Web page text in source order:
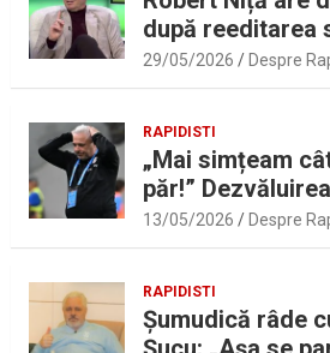
după reeditarea
UEFAntastic:
Sport.ro
29/05/2026 Despre
RAPIDISTI
„Mai simțeam
păr!”
lui Marius
Daniel Pancu
13/05/2026 Despre
RAPIDISTI
Șumudică râde